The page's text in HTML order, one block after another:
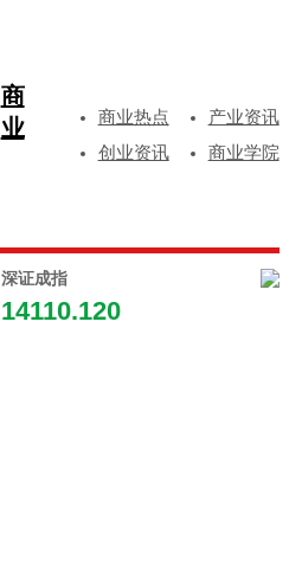
商
业
商业热点
产业资讯
创业资讯
商业学院
深证成指
14110.120